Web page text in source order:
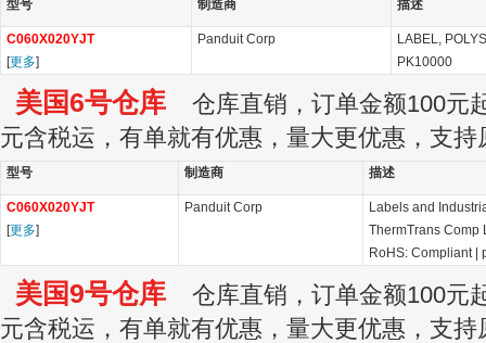
型号 制造商 描述
C060X020YJT
[更多]
Panduit Corp
LABEL,
PK10000
美国6号仓库 仓库直销，订单金额100元
元含税运，有单就有优惠，量大更优惠，支持
型号 制造商 描述
C060X020YJT
[更多]
Panduit Corp
Labels and
ThermTrans Comp
RoHS: Compliant
美国9号仓库 仓库直销，订单金额100元
元含税运，有单就有优惠，量大更优惠，支持